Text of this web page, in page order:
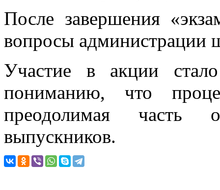
После завершения
вопросы администрации
Участие в акции
пониманию, что
преодолимая часть
выпускников.